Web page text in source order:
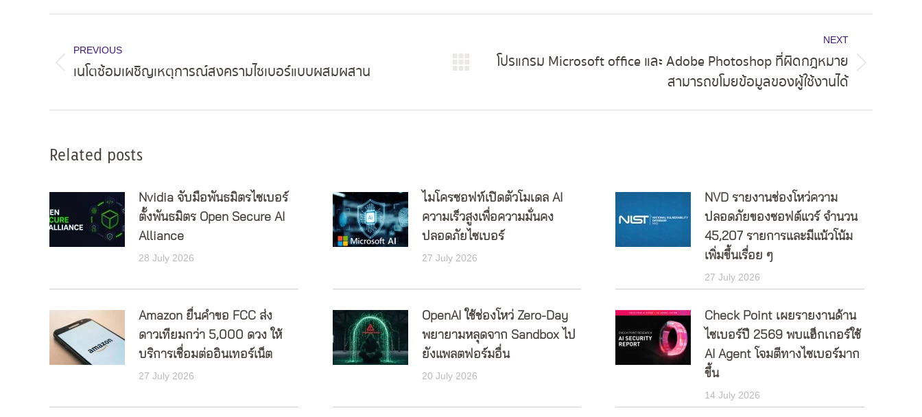
navigation
PREVIOUS
Previous
เนโตซ้อมเผชิญเหตุการณ์สงครามไซเบอร์แบบผสมผสาน
NEXT
โปรแกรม Microsoft office และ Adobe Photoshop ที่ผิดกฎหมาย
สามารถขโมยข้อมูลของผู้ใช้งานได้
Related posts
Nvidia จับมือพันธมิตรไซเบอร์
ตั้งพันธมิตร Open Secure AI
Alliance
28 July 2026
ไมโครซอฟท์เปิดตัวโมเดล AI
ความเร็วสูงเพื่อความมั่นคง
ปลอดภัยไซเบอร์
27 July 2026
NVD รายงานช่องโหว่ความ
ปลอดภัยของซอฟต์แวร์ จำนวน
45,207 รายการและมีแน้วโน้ม
เพิ่มขึ้นเรื่อย ๆ
27 July 2026
Amazon ยื่นคำขอ FCC ส่ง
ดาวเทียมกว่า 5,000 ดวง ให้
บริการเชื่อมต่ออินเทอร์เน็ต
27 July 2026
OpenAI ใช้ช่องโหว่ Zero-Day
พยายามหลุดจาก Sandbox ไป
ยังแพลตฟอร์มอื่น
20 July 2026
Check Point เผยรายงานด้าน
ไซเบอร์ปี 2569 พบแฮ็กเกอร์ใช้
AI Agent โจมตีทางไซเบอร์มาก
ขึ้น
14 July 2026